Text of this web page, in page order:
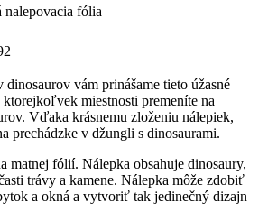
nalepovacia fólia
vám prinášame tieto úžasné
miestnosti premeníte na
Vďaka krásnemu zloženiu nálepiek,
prechádzke v džungli s dinosaurami.
matnej fólií. Nálepka obsahuje dinosaury,
trávy a kamene. Nálepka môže zdobiť
a okná a vytvoriť tak jedinečný dizajn